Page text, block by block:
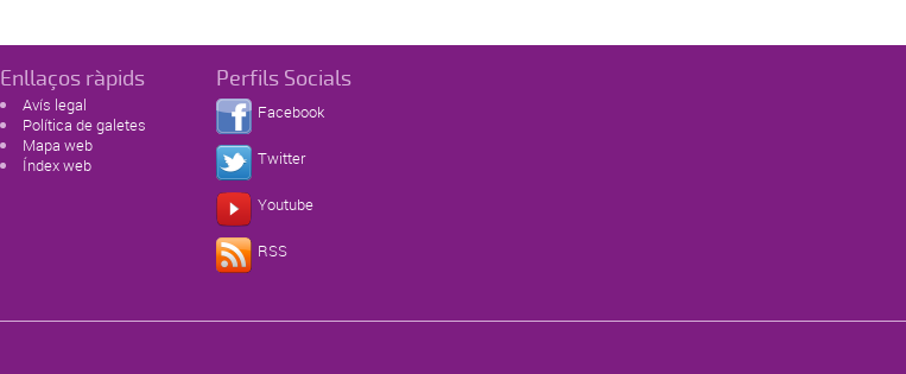
Enllaços ràpids
Avís legal
Política de galetes
Mapa web
Índex web
Perfils Socials
Facebook
Twitter
Youtube
RSS